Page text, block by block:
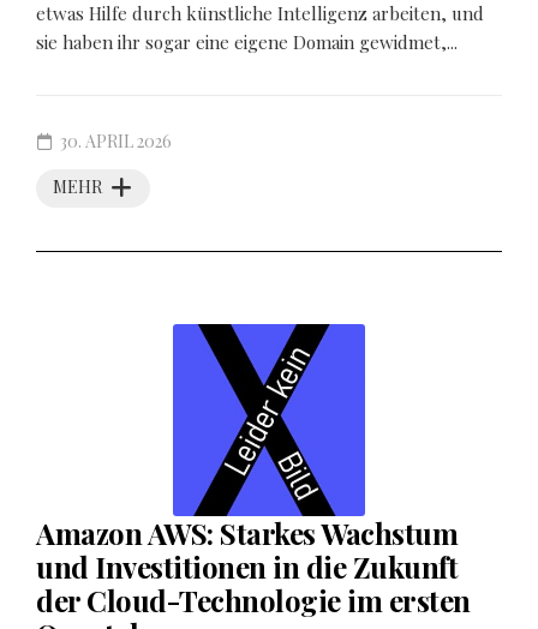
etwas Hilfe durch künstliche Intelligenz arbeiten, und
sie haben ihr sogar eine eigene Domain gewidmet,...
MEHR
30. APRIL 2026
Amazon AWS: Starkes Wachstum
und Investitionen in die Zukunft
der Cloud-Technologie im ersten